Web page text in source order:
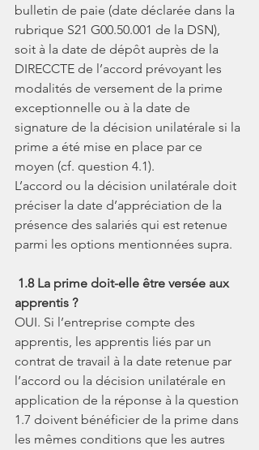
bulletin de paie (date déclarée dans la
rubrique S21 G00.50.001 de la DSN),
soit à la date de dépôt auprès de la
DIRECCTE de l’accord prévoyant les
modalités de versement de la prime
exceptionnelle ou à la date de
signature de la décision unilatérale si la
prime a été mise en place par ce
moyen (cf. question 4.1).
L’accord ou la décision unilatérale doit
préciser la date d’appréciation de la
présence des salariés qui est retenue
parmi les options mentionnées supra.
1.8 La prime doit-elle être versée aux
apprentis ?
OUI. Si l’entreprise compte des
apprentis, les apprentis liés par un
contrat de travail à la date retenue par
l’accord ou la décision unilatérale en
application de la réponse à la question
1.7 doivent bénéficier de la prime dans
les mêmes conditions que les autres